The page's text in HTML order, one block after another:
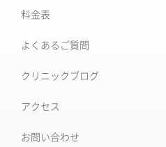
ニキビ治療専門外来
XERF (ザーフ)
ワンダーフェイスプロ
ルビーフラクショナル
肝斑改善集中プラン
HARG＋療法
料金表
よくあるご質問
クリニックブログ
アクセス
お問い合わせ